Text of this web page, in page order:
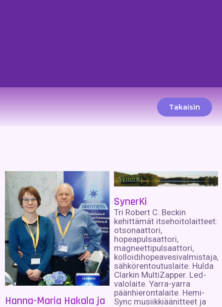
Takaisin
Hanna-Maria Hakala ja
SynerKi
Tri Robert C. Beckin
kehittämät itsehoitolaitteet:
otsonaattori,
hopeapulsaattori,
magneettipulsaattori,
kolloidihopeavesivalmistaja,
sähkörentoutuslaite. Hulda
Clarkin MultiZapper. Led-
valolaite. Yarra-yarra
päänhierontalaite. Hemi-
Sync musiikkiäänitteet ja